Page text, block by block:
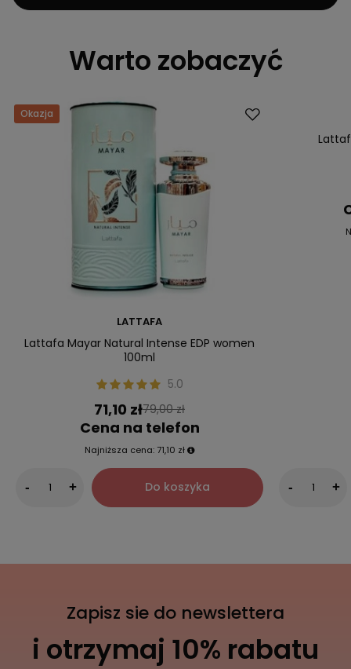
Warto zobaczyć
Okazja
LATTAFA
Lattafa Mayar Natural Intense EDP women
100ml
5.0
71,10 zł79,00 zł
Cena na telefon
Najniższa cena: 71,10 zł
- + Do koszyka - +
Zapisz sie do newslettera
i otrzymaj 10% rabatu